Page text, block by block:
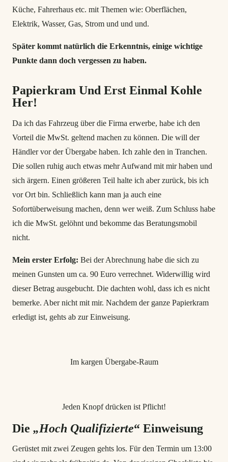
Küche, Fahrerhaus etc. mit Themen wie: Oberflächen,
Elektrik, Wasser, Gas, Strom und und und.
Später kommt natürlich die Erkenntnis, einige wichtige
Punkte dann doch vergessen zu haben.
Papierkram Und Erst Einmal Kohle
Her!
Da ich das Fahrzeug über die Firma erwerbe, habe ich den
Vorteil die MwSt. geltend machen zu können. Die will der
Händler vor der Übergabe haben. Ich zahle den in Tranchen.
Die sollen ruhig auch etwas mehr Aufwand mit mir haben und
sich ärgern. Einen größeren Teil halte ich aber zurück, bis ich
vor Ort bin. Schließlich kann man ja auch eine
Sofortüberweisung machen, denn wer weiß. Zum Schluss habe
ich die MwSt. gelöhnt und bekomme das Beratungsmobil
nicht.
Mein erster Erfolg: Bei der Abrechnung habe die sich zu
meinen Gunsten um ca. 90 Euro verrechnet. Widerwillig wird
dieser Betrag ausgebucht. Die dachten wohl, dass ich es nicht
bemerke. Aber nicht mit mir. Nachdem der ganze Papierkram
erledigt ist, gehts ab zur Einweisung.
Im kargen Übergabe-Raum
Jeden Knopf drücken ist Pflicht!
Die „hoch Qualifizierte“ Einweisung
Gerüstet mit zwei Zeugen gehts los. Für den Termin um 13:00